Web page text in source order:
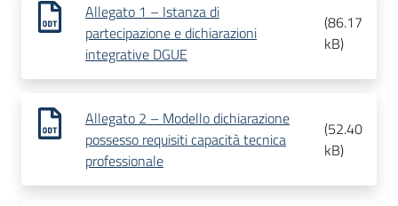
Allegato 1 – Istanza di
partecipazione e dichiarazioni
integrative DGUE
(86.17
kB)
Allegato 2 – Modello dichiarazione
possesso requisiti capacità tecnica
professionale
(52.40
kB)